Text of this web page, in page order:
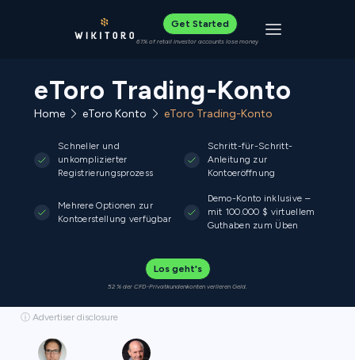
Get Started
61% of retail investor accounts lose money Toggle
eToro Trading-Konto
Home eToro Konto eToro Trading-Konto
Schneller und
unkomplizierter
Registrierungsprozess
Schritt-für-Schritt-
Anleitung zur
Kontoeröffnung
Mehrere Optionen zur
Kontoerstellung verfügbar
Demo-Konto inklusive –
mit 100.000 $ virtuellem
Guthaben zum Üben
Los geht's
52 % der CFD-Privatkundenkonten verlieren Geld.
ⓘ Advertiser disclosure